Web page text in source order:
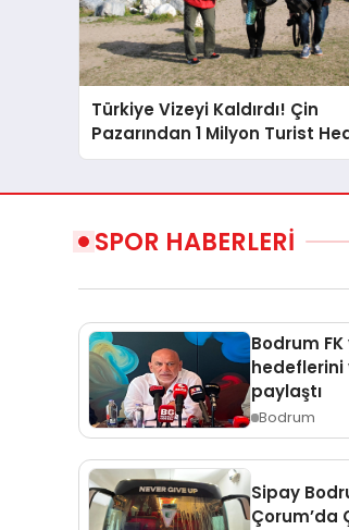
Türkiye Vizeyi Kaldırdı! Çin
Pazarından 1 Milyon Turist
SPOR HABERLERİ
Bodrum
hedeflerini
paylaştı
Bodrum
Sipay
Çorum’da